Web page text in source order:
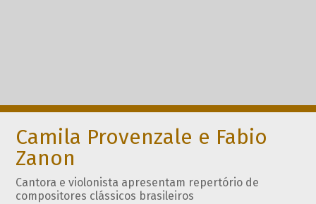
Camila Provenzale e Fabio
Zanon
Cantora e violonista apresentam repertório de
compositores clássicos brasileiros